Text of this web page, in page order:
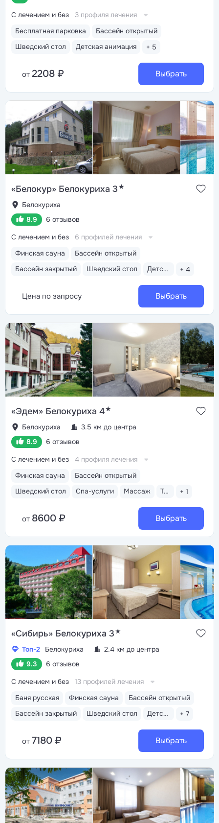
Бесплатная парковка
Бассейн открытый
Шведский стол
Детская анимация + 5
С лечением и без 3 профиля лечения
от 2208 ₽ Выбрать
«Белокур» Белокуриха 3★
Белокуриха
8.9
6 отзывов
Финская сауна
Бассейн открытый
Бассейн закрытый
Шведский стол Детская комната + 4
С лечением и без 6 профилей лечения
Цена по запросу Выбрать
«Эдем» Белокуриха 4★
Белокуриха
3.5 км до центра
8.9
6 отзывов
Финская сауна
Бассейн открытый
Шведский стол
Спа-услуги Массаж Тренажерный зал + 1
С лечением и без 4 профиля лечения
от 8600 ₽ Выбрать
«Сибирь» Белокуриха 3★
Топ-2 Белокуриха
2.4 км до центра
9.3
6 отзывов
Баня русская Финская сауна
Бассейн открытый
Бассейн закрытый
Шведский стол Детская комната + 7
С лечением и без 13 профилей лечения
от 7180 ₽ Выбрать